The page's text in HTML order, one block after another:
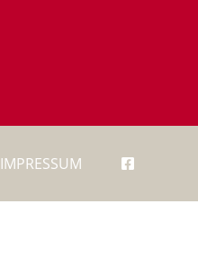
IMPRESSUM